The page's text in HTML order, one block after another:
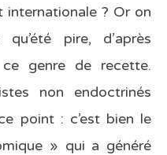
? Or on
pire, d’après
ce genre de recette.
non endoctrinés
point : c’est bien le
» qui a généré